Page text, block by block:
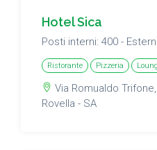
Hotel Sica
Posti interni: 400 -
Ristorante Pizzeria
Via Romualdo
Rovella - SA